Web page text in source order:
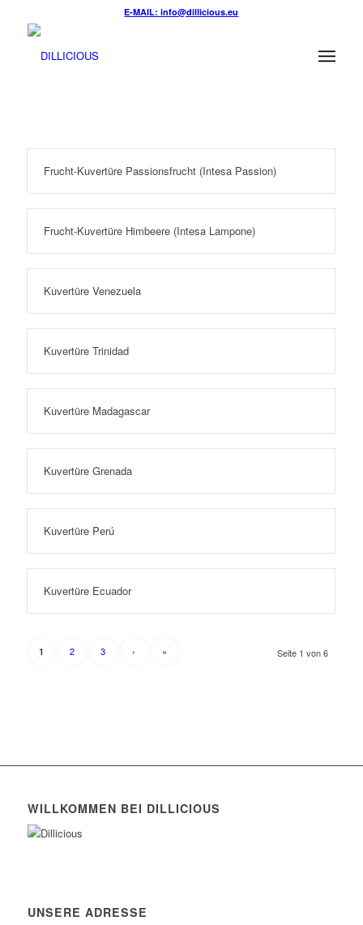
E-MAIL: info@dillicious.eu
Frucht-Kuvertüre Passionsfrucht (Intesa Passion)
Frucht-Kuvertüre Himbeere (Intesa Lampone)
Kuvertüre Venezuela
Kuvertüre Trinidad
Kuvertüre Madagascar
Kuvertüre Grenada
Kuvertüre Perú
Kuvertüre Ecuador
Seite 1 von 6
1 2 3 › »
WILLKOMMEN BEI DILLICIOUS
UNSERE ADRESSE